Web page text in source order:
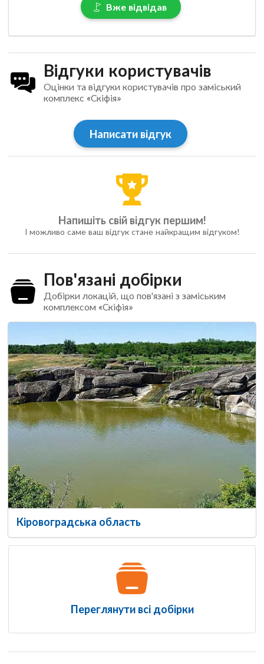
Вже відвідав
Відгуки користувачів
Оцінки та відгуки користувачів про заміський
комплекс «Скіфія»
Написати відгук
Напишіть свій відгук першим!
І можливо саме ваш відгук стане найкращим відгуком!
Пов'язані добірки
Добірки локацій, що пов'язані з заміським
комплексом «Скіфія»
Кіровоградська область
Переглянути всі добірки